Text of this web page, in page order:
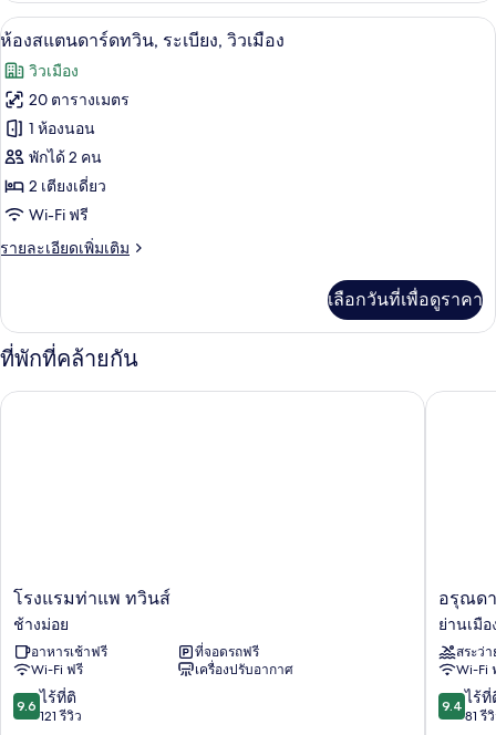
กับ
ห้อง
ดับเบิล,
ระเบียง,
วิว
เมือง
เปิด
ภาพถ่าย
ทั้งหมด
ของ
ห้อง
สแตนดาร์ด
ทวิน,
ระเบียง,
เมือง
ห้องสแตนดาร์ดทวิน, ระเบียง, วิวเมือ
5
ห้องสแตนดาร์ดทวิน, ระเบียง, วิวเมือง
วิวเมือง
20 ตารางเมตร
1 ห้องนอน
พักได้ 2 คน
2 เตียงเดี่ยว
Wi-Fi ฟรี
รายละเอียดเพิ่มเติม
ราย
เกี่ยว
กับ
ห้อง
สแตนดาร์ด
ทวิ
เลือกวันที่เพื่อดูราคา
ที่พักที่คล้ายกัน
โรงแรม
ท่าแพ
ทวิ
นส์
ช้าง
ม่อย
โรงแรมท่าแพ ทวินส์
ช้างม่อย
อาหารเช้าฟรี
ที่จอดรถฟรี
Wi-Fi ฟรี
เครื่องปรับอากาศ
9.6
จาก
9.6 ไร้ที่ติ
121 รีวิว
โรงแรมท่าแพ ทวินส์
อรุณ
ดารา
วิลล่า
ย่าน
เมือง
เก่า
อรุณด
ย่านเมือ
สระว่
Wi-Fi
9.4
จาก
9.4 ไร้ที่
81 รี
อรุณดาร